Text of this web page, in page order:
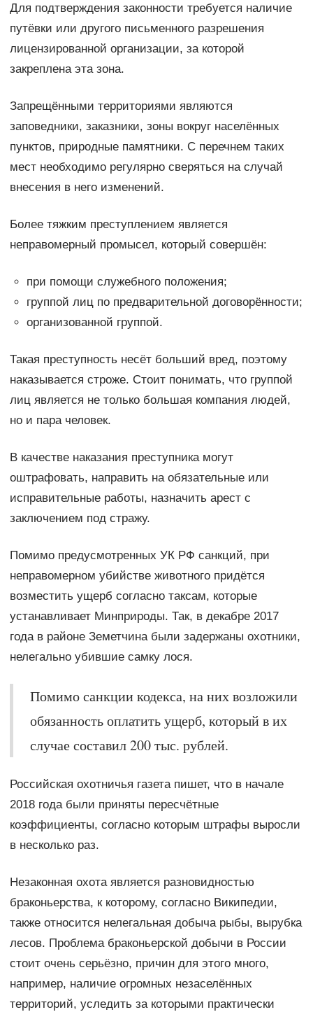
Для подтверждения законности требуется наличие
путёвки или другого письменного разрешения
лицензированной организации, за которой
закреплена эта зона.
Запрещёнными территориями являются
заповедники, заказники, зоны вокруг населённых
пунктов, природные памятники. С перечнем таких
мест необходимо регулярно сверяться на случай
внесения в него изменений.
Более тяжким преступлением является
неправомерный промысел, который совершён:
при помощи служебного положения;
группой лиц по предварительной договорённости;
организованной группой.
Такая преступность несёт больший вред, поэтому
наказывается строже. Стоит понимать, что группой
лиц является не только большая компания людей,
но и пара человек.
В качестве наказания преступника могут
оштрафовать, направить на обязательные или
исправительные работы, назначить арест с
заключением под стражу.
Помимо предусмотренных УК РФ санкций, при
неправомерном убийстве животного придётся
возместить ущерб согласно таксам, которые
устанавливает Минприроды. Так, в декабре 2017
года в районе Земетчина были задержаны охотники,
нелегально убившие самку лося.
Помимо санкции кодекса, на них возложили
обязанность оплатить ущерб, который в их
случае составил 200 тыс. рублей.
Российская охотничья газета пишет, что в начале
2018 года были приняты пересчётные
коэффициенты, согласно которым штрафы выросли
в несколько раз.
Незаконная охота является разновидностью
браконьерства, к которому, согласно Википедии,
также относится нелегальная добыча рыбы, вырубка
лесов. Проблема браконьерской добычи в России
стоит очень серьёзно, причин для этого много,
например, наличие огромных незаселённых
территорий, уследить за которыми практически